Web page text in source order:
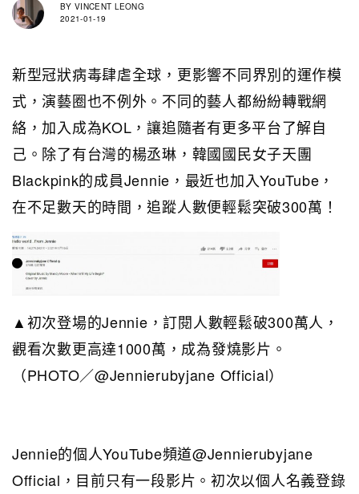
BY VINCENT LEONG
2021-01-19
新型冠狀病毒肆虐全球，更影響不同界別的運作模
式，演藝圈也不例外。不同的藝人都紛紛轉戰網
絡，加入成為KOL，讓追隨者有更多平台了解自
己。除了有台灣的楊丞琳，韓國國民女子天團
Blackpink的成員Jennie，最近也加入YouTube，
在不足數天的時間，追蹤人數便輕鬆突破300萬！
▲初次登場的Jennie，訂閱人數輕鬆破300萬人，
觀看次數更高達1000萬，成為發燒影片。
（PHOTO／@Jennierubyjane Official）
Jennie的個人YouTube頻道@Jennierubyjane
Official，目前只有一段影片。初次以個人名義登錄